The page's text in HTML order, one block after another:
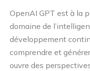
OpenAI GPT est à la
domaine de
développement
comprendre et
ouvre des